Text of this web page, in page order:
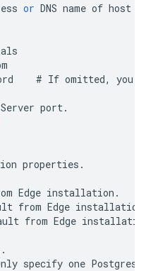
or DNS name of host
# If omitted, you
Server port.
properties .
Edge installation .
from Edge installation
from Edge
.
specify one Postgres